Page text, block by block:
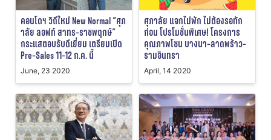
คอนโดฯ วิถีใหม่ New Normal “ศุภ
าลัย ลอฟท์ สาทร-ราชพฤกษ์”
กระแสตอบรับดีเยี่ยม เตรียมเปิด
Pre-Sales 11-12 ก.ค. นี้
June, 23 2020
ศุภาลัย แจกไม่พัก ไม่ต้องรอทัก
ก่อน โปรโมชั่นพิเศษ! โครงการ
คุณภาพโซน บางนา-ลาดพร้าว-
รามอินทรา
April, 14 2020